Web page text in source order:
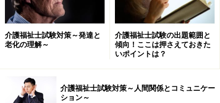
「傾聴」に含まれる漢字、「聴く」という字を分解すると、
「耳」と「目」だけでなく「心」という字も。つまり、自分
の心も使って相手の話に耳を傾けるということです
介護福祉士試験対策～発達と
老化の理解～
介護福祉士試験の出題範囲と
傾向！ここは押さえておきた
いポイントは？
介護福祉士試験対策～人間関係とコミュニケー
ション～